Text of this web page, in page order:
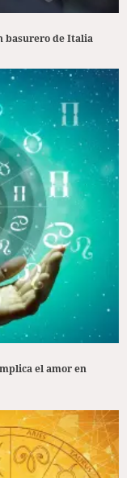
basurero de Italia
el amor en